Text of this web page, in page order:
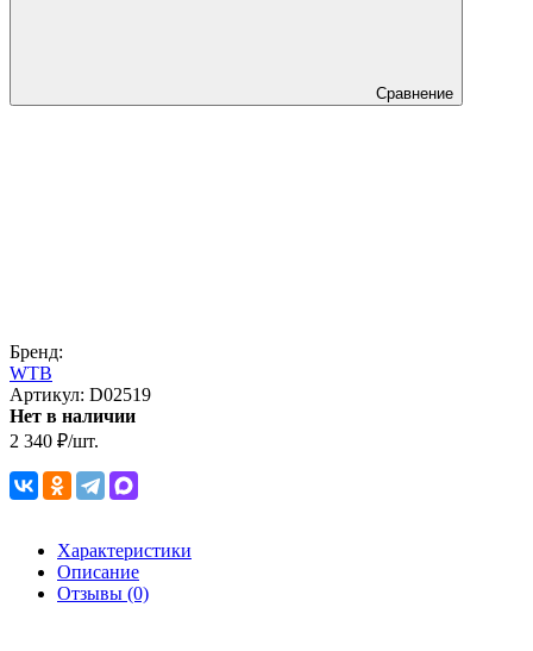
Сравнение
Бренд:
WTB
Артикул: D02519
Нет в наличии
2 340 ₽/шт.
Характеристики
Описание
Отзывы (0)